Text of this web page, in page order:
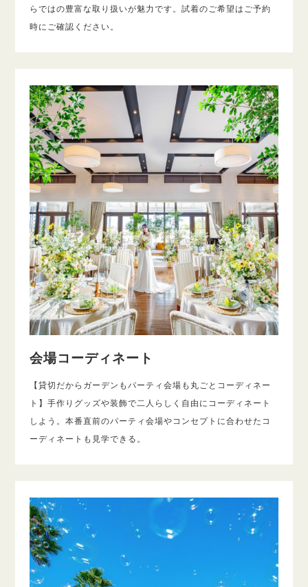
らではの豊富な取り扱いが魅力です。試着のご希望はご予約
時にご確認ください。
会場コーディネート
【貸切だからガーデンもパーティ会場も丸ごとコーディネー
ト】手作りグッズや装飾で二人らしく自由にコーディネート
しよう。本番直前のパーティ会場やコンセプトに合わせたコ
ーディネートも見学できる。